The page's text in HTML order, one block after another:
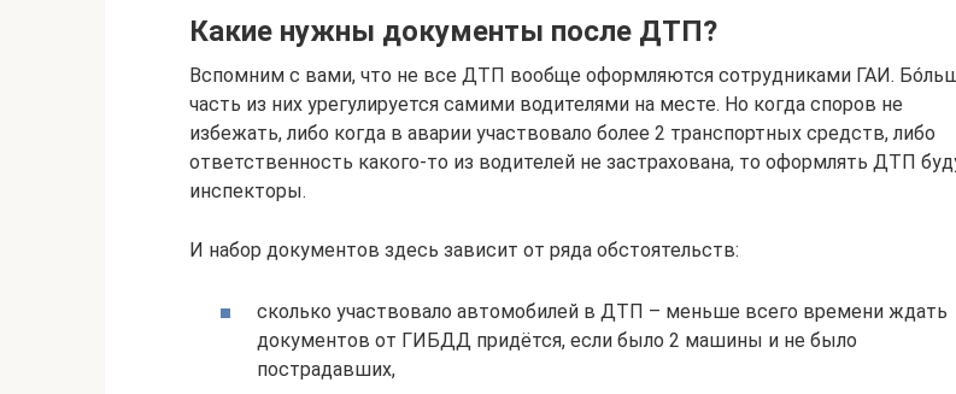
Какие нужны документы после ДТП?
Вспомним с вами, что не все ДТП вообще оформляются сотрудниками ГАИ.
часть из них урегулируется самими водителями на месте. Но когда споров не
избежать, либо когда в аварии участвовало более 2 транспортных средств, либо
ответственность какого-то из водителей не застрахована, то оформлять ДТП
инспекторы.
И набор документов здесь зависит от ряда обстоятельств:
сколько участвовало автомобилей в ДТП – меньше всего времени ждать
документов от ГИБДД придётся, если было 2 машины и не было
пострадавших,